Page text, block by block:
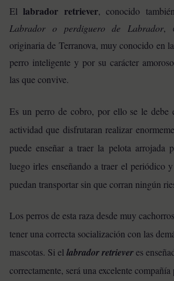
Ellabrador retriever, conocido
Labrador o perdiguero de Labrador,
originaria de Terranova, muy conocido en
perro inteligente y por su carácter
las que convive.
Es un perro de cobro, por ello se le debe
actividad que disfrutaran realizar
puede enseñar a traer la pelota arrojada
luego irles enseñando a traer el periódico
puedan transportar sin que corran ningún
Los perros de esta raza desde muy
tener una correcta socialización con las
mascotas. Si el labradorretrieveres
correctamente, será una excelente compañía